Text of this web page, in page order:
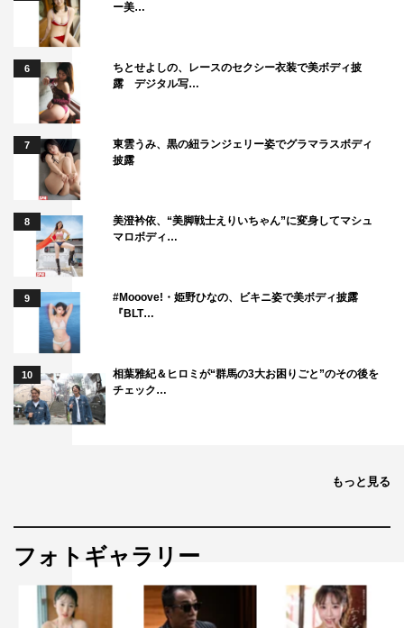
ダム1枚封入）
限定版カバー：通常版に加え「セブンネット限定版」「楽
天ブックス限定版」「紀伊國屋書店限定版」の3バージョ
ンの限定版カバー写真集も刊行
写真集公式X（@yumiki_1st）：https://x.com/yumiki_1st
乃木坂46 弓木奈於
ー美…
6
ちとせよしの、レースのセクシー衣装で美ボディ披
露 デジタル写…
7
東雲うみ、黒の紐ランジェリー姿でグラマラスボディ
披露
8
美澄衿依、“美脚戦士えりいちゃん”に変身してマシュ
マロボディ…
9
#Mooove!・姫野ひなの、ビキニ姿で美ボディ披露
『BLT…
10
相葉雅紀＆ヒロミが“群馬の3大お困りごと”のその後を
チェック…
もっと見る
フォトギャラリー